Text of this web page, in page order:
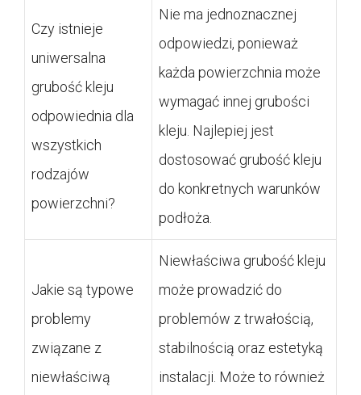
Czy istnieje
uniwersalna
grubość kleju
odpowiednia dla
wszystkich
rodzajów
powierzchni?
Nie ma jednoznacznej
odpowiedzi, ponieważ
każda powierzchnia może
wymagać innej grubości
kleju. Najlepiej jest
dostosować grubość kleju
do konkretnych warunków
podłoża.
Jakie są typowe
problemy
związane z
niewłaściwą
Niewłaściwa grubość kleju
może prowadzić do
problemów z trwałością,
stabilnością oraz estetyką
instalacji. Może to również